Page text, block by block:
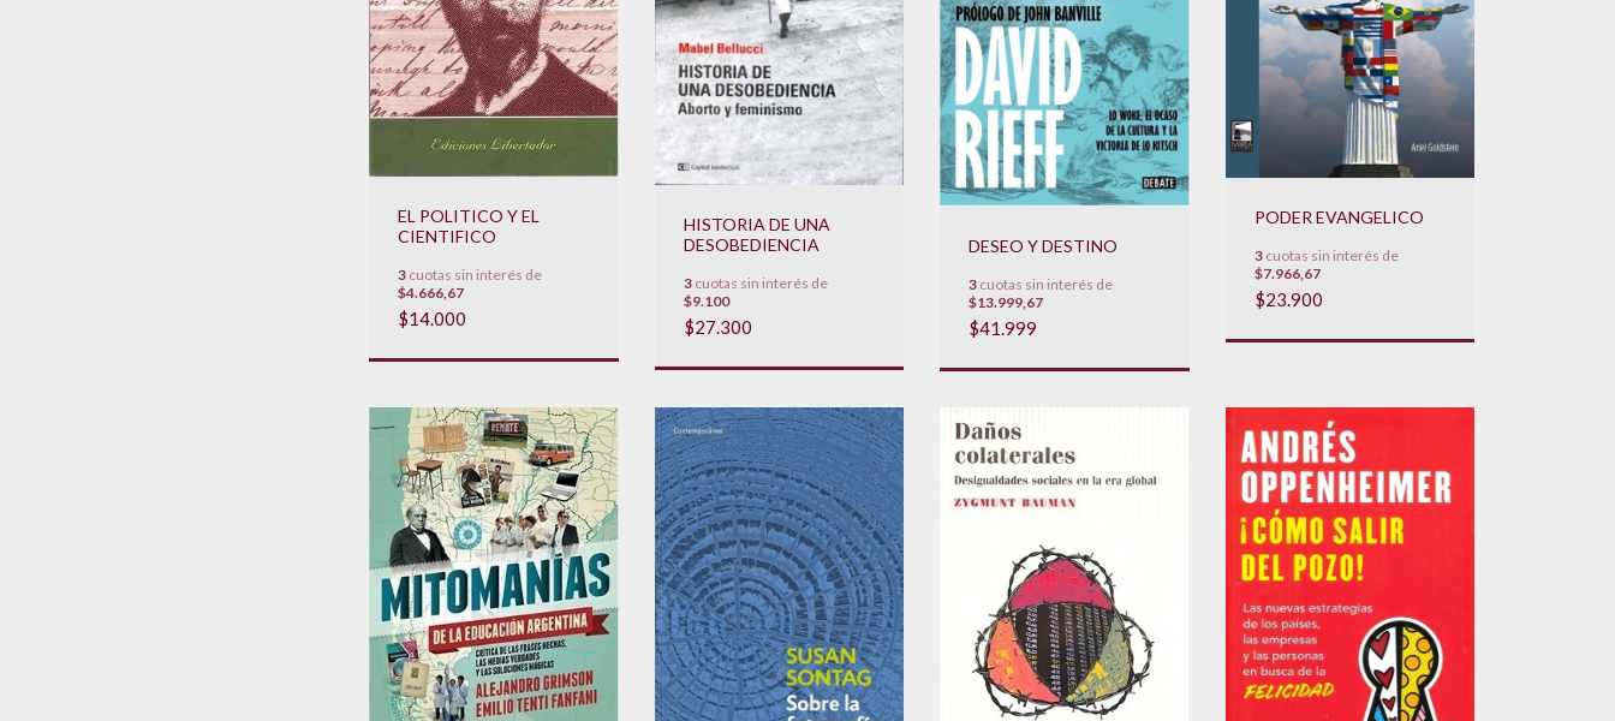
EL POLITICO Y EL
CIENTIFICO
3 cuotas sin interés de
$4.666,67
$14.000
HISTORIA DE UNA
DESOBEDIENCIA
3cuotas sin interés de
$9.100
$27.300
DESEO Y DESTINO
3 cuotas sin interés de
$13.999,67
$41.999
PODER EVANGELICO
3cuotas sin interés de
$7.966,67
$23.900